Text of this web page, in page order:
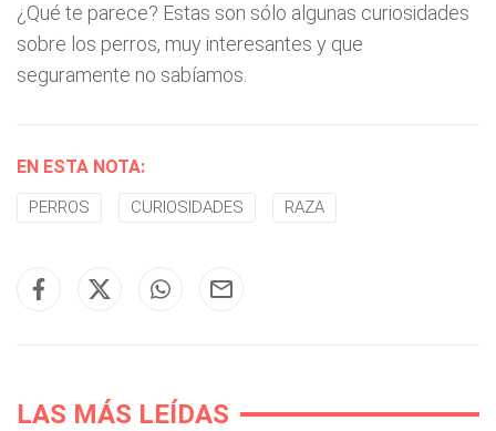
¿Qué te parece? Estas son sólo algunas curiosidades
sobre los perros, muy interesantes y que
seguramente no sabíamos.
EN ESTA NOTA:
PERROS CURIOSIDADES RAZA
LAS MÁS LEÍDAS